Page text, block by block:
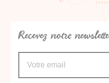
Recevez notre